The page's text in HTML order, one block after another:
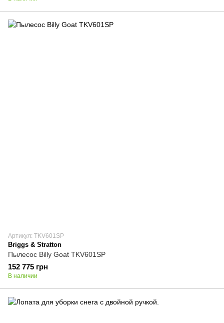
Артикул: TKV601SP
Briggs & Stratton
Пылесос Billy Goat TKV601SP
152 775 грн
В наличии